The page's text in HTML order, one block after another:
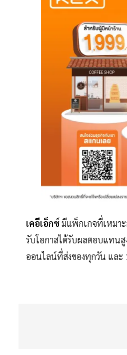
เคอีเอ็กซ์มีแพ็กเกจที่เหมาะ
รับโอกาสได้รับผลตอบแทน
ออนไลน์ที่ส่งของทุกวัน และ